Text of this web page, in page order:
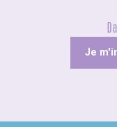
Je